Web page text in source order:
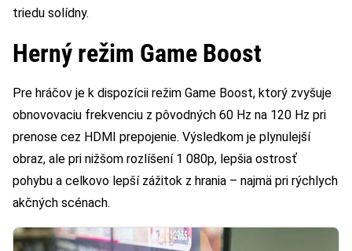
triedu solídny.
Herný režim Game Boost
Pre hráčov je k dispozícii režim Game Boost, ktorý zvyšuje
obnovovaciu frekvenciu z pôvodných 60 Hz na 120 Hz pri
prenose cez HDMI prepojenie. Výsledkom je plynulejší
obraz, ale pri nižšom rozlíšení 1 080p, lepšia ostrosť
pohybu a celkovo lepší zážitok z hrania – najmä pri rýchlych
akčných scénach.